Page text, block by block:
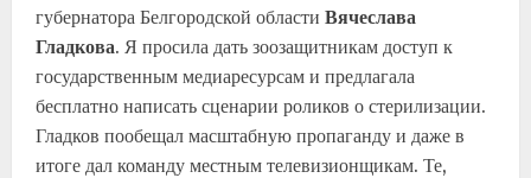
губернатора Белгородской области Вячеслава
Гладкова. Я просила дать зоозащитникам доступ к
государственным медиаресурсам и предлагала
бесплатно написать сценарии роликов о стерилизации.
Гладков пообещал масштабную пропаганду и даже в
итоге дал команду местным телевизионщикам. Те,